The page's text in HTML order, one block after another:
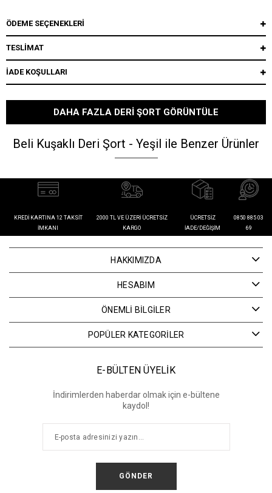
ÖDEME SEÇENEKLERI
TESLİMAT
İADE KOŞULLARI
DAHA FAZLA DERI ŞORT GÖRÜNTÜLE
Beli Kuşaklı Deri Şort - Yeşil ile Benzer Ürünler
KREDI KARTINA 12 TAKSIT
İMKANI
2000 TL VE ÜZERI ÜCRETSIZ
KARGO
ÜCRETSIZ
İADE/DEĞIŞIM
0850 885 03
69
HAKKIMIZDA
HESABIM
ÖNEMLİ BİLGİLER
POPÜLER KATEGORİLER
E-BÜLTEN ÜYELİK
İndirimlerden haberdar olmak için e-bültene
kaydol!
GÖNDER